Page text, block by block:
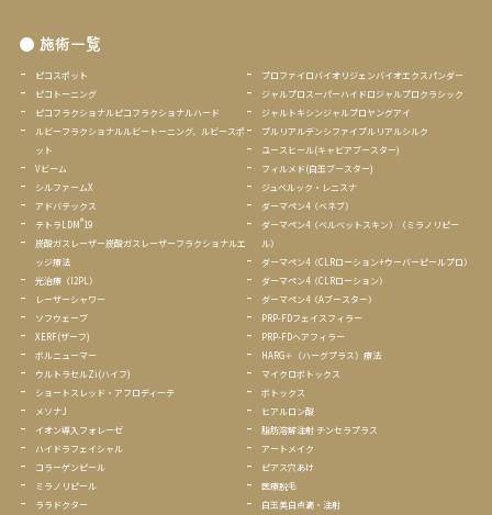
施術一覧
ピコスポット
ピコトーニング
ピコフラクショナルピコフラクショナルハード
ルビーフラクショナルルビートーニング、ルビースポ
ット
Vビーム
シルファームX
アドバテックス
テトラLDM®19
炭酸ガスレーザー炭酸ガスレーザーフラクショナルエ
ッジ療法
光治療（I2PL）
レーザーシャワー
ソフウェーブ
XERF(ザーフ)
ボルニューマー
ウルトラセルZi(ハイフ)
ショートスレッド・アフロディーテ
メソナJ
イオン導入フォレーゼ
ハイドラフェイシャル
コラーゲンピール
ミラノリピール
ララ ドクター
プロファイロバイオリジェンバイオエクスパンダー
ジャルプロスーパーハイドロジャルプロクラシック
ジャルトキシンジャルプロヤングアイ
プルリアルデンシファイプルリアルシルク
ユースヒール(キャビアブースター)
フィルメド(白玉ブースター)
ジュベルック・レニスナ
ダーマペン4（ベネブ）
ダーマペン4（ベルベットスキン）（ミラノリピー
ル）
ダーマペン4（CLRローション+ウーバーピールプロ）
ダーマペン4（CLRローション）
ダーマペン4（Aブースター）
PRP-FDフェイスフィラー
PRP-FDヘアフィラー
HARG＋（ハーグプラス）療法
マイクロボトックス
ボトックス
ヒアルロン酸
脂肪溶解注射 チンセラプラス
アートメイク
ピアス穴あけ
医療脱毛
白玉美白点滴・注射